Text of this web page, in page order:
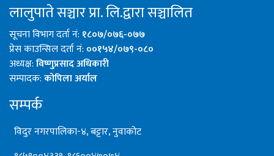
लालुपाते सञ्चार प्रा. लि.द्वारा सञ्चालित
सूचना विभाग दर्ता नं: १८०७/०७६-०७७
प्रेस काउन्सिल दर्ता नं: ००१५४/०७९-०८०
अध्यक्ष:विष्णुप्रसाद अधिकारी
सम्पादक:कोपिला अर्याल
सम्पर्क
विदुर नगरपालिका-४, बट्टार, नुवाकोट